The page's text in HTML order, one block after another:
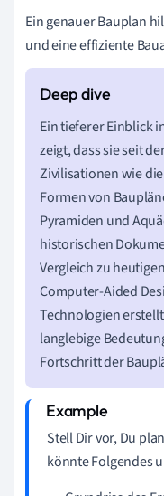
Ein genauer Bauplan
und eine effiziente
Ein tieferer Einblick
zeigt, dass sie seit
Zivilisationen wie
Formen von
Pyramiden und
historischen
Vergleich zu
Computer-Aided
Technologien
langlebige
Fortschritt der
Stell Dir vor, Du
könnte Folgendes